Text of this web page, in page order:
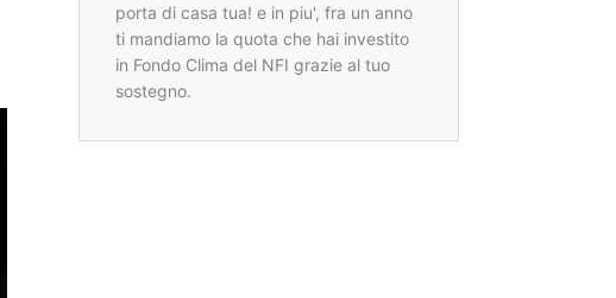
porta di casa tua! e in piu', fra un anno
ti mandiamo la quota che hai investito
in Fondo Clima del NFI grazie al tuo
sostegno.